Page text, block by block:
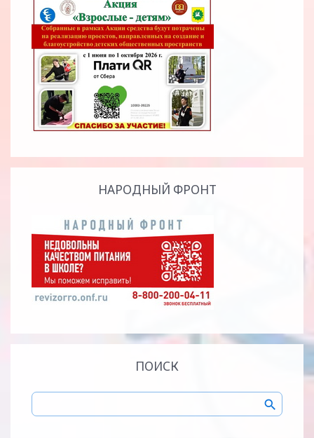
НАРОДНЫЙ ФРОНТ
ПОИСК